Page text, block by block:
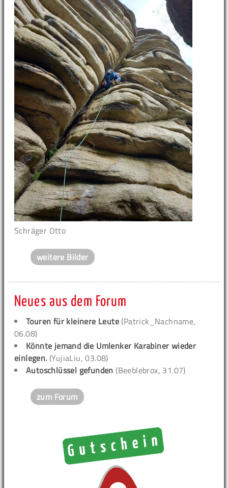
Schräger Otto
weitere Bilder
Neues aus dem Forum
Touren für kleinere Leute (Patrick_Nachname,
06.08)
Könnte jemand die Umlenker Karabiner wieder
einlegen. (YujiaLiu, 03.08)
Autoschlüssel gefunden (Beeblebrox, 31.07)
zum Forum